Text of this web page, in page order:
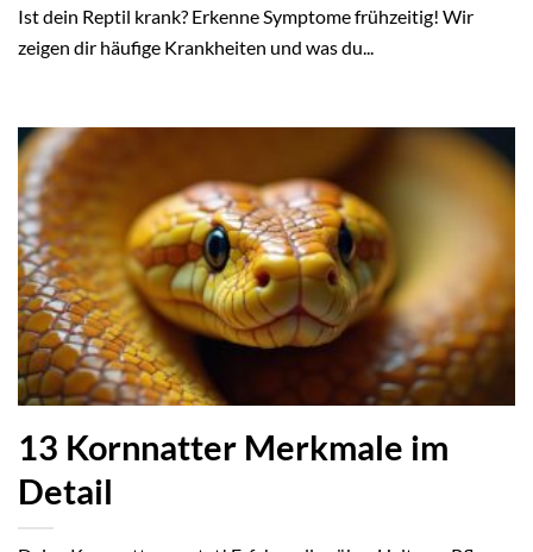
Ist dein Reptil krank? Erkenne Symptome frühzeitig! Wir
zeigen dir häufige Krankheiten und was du...
13 Kornnatter Merkmale im
Detail